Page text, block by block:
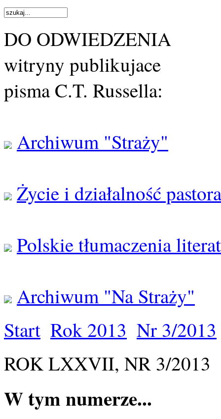
DO ODWIEDZENIA
witryny publikujace
pisma C.T. Russella:
Archiwum "Straży"
Życie i działalność
Polskie tłumaczenia
Archiwum "Na Straży"
Start Rok 2013 Nr 3/2013
ROK LXXVII, NR 3/2013
W tym numerze...